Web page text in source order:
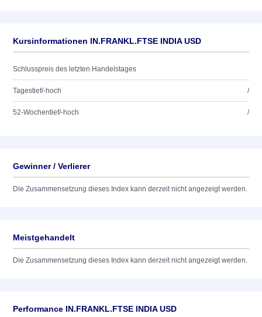
Kursinformationen IN.FRANKL.FTSE INDIA USD
Schlusspreis des letzten Handelstages
Tagestief/-hoch /
52-Wochentief/-hoch /
Gewinner / Verlierer
Die Zusammensetzung dieses Index kann derzeit nicht angezeigt werden.
Meistgehandelt
Die Zusammensetzung dieses Index kann derzeit nicht angezeigt werden.
Performance IN.FRANKL.FTSE INDIA USD